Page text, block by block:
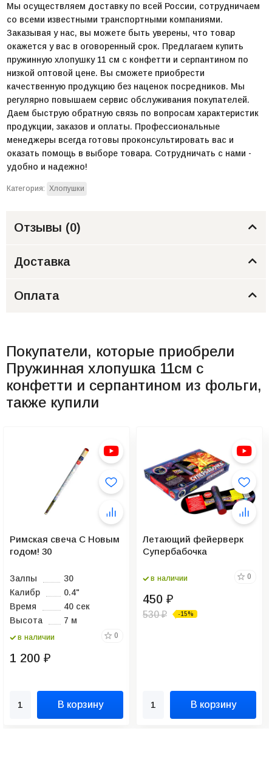
Мы осуществляем доставку по всей России, сотрудничаем
со всеми известными транспортными компаниями.
Заказывая у нас, вы можете быть уверены, что товар
окажется у вас в оговоренный срок. Предлагаем купить
пружинную хлопушку 11 см с конфетти и серпантином по
низкой оптовой цене. Вы сможете приобрести
качественную продукцию без наценок посредников. Мы
регулярно повышаем сервис обслуживания покупателей.
Даем быструю обратную связь по вопросам характеристик
продукции, заказов и оплаты. Профессиональные
менеджеры всегда готовы проконсультировать вас и
оказать помощь в выборе товара. Сотрудничать с нами -
удобно и надежно!
Категория: Хлопушки
Отзывы (0)
Доставка
Оплата
Покупатели, которые приобрели
Пружинная хлопушка 11см с
конфетти и серпантином из фольги,
также купили
Римская свеча С Новым
годом! 30
Залпы
30
Калибр
0.4"
Время
40 сек
Высота
7 м
в наличии 0
1 200 ₽
В корзину
Летающий фейерверк
Супербабочка
в наличии 0
450 ₽
530₽ -15%
В корзину